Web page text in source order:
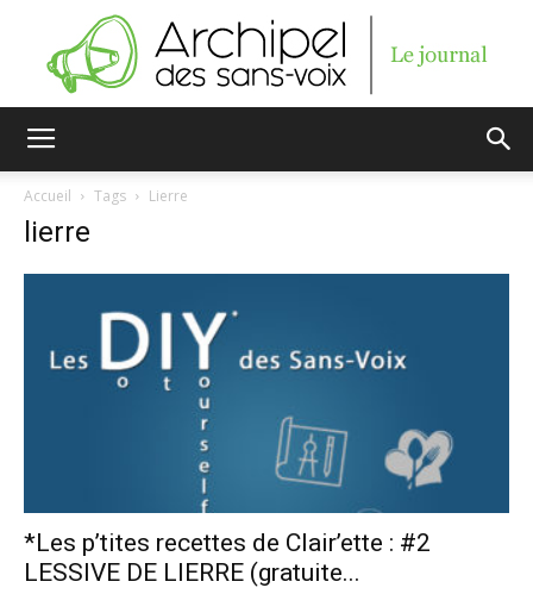
sans-
voix
Accueil Tags Lierre
lierre
*Les p’tites recettes de Clair’ette : #2
LESSIVE DE LIERRE (gratuite...